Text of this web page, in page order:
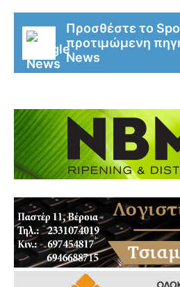
Προσθέστε το
προτιμώμενη
News